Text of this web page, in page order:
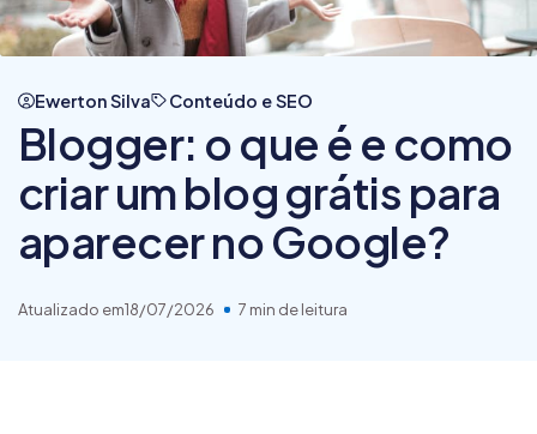
Ewerton Silva Conteúdo e SEO
Blogger: o que é e como
criar um blog grátis para
aparecer no Google?
Atualizado em18/07/2026 7 min de leitura